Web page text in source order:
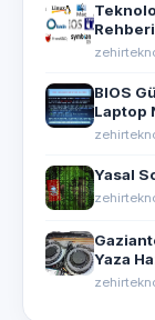
BIOS
Laptop
Yasal
Yaza